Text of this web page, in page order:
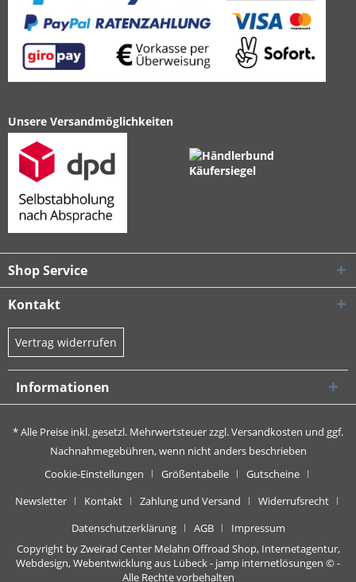
Unsere Versandmöglichkeiten
Shop Service
Kontakt
Vertrag widerrufen
Informationen
* Alle Preise inkl. gesetzl. Mehrwertsteuer zzgl.Versandkosten und ggf.
Nachnahmegebühren, wenn nicht anders beschrieben
Cookie-Einstellungen
Größentabelle
Gutscheine
Newsletter
Kontakt Zahlung und Versand
Widerrufsrecht
Datenschutzerklärung
AGB
Impressum
Copyright by Zweirad Center Melahn Offroad Shop, Internetagentur,
Webdesign, Webentwicklung aus Lübeck - jamp internetlösungen © -
Alle Rechte vorbehalten